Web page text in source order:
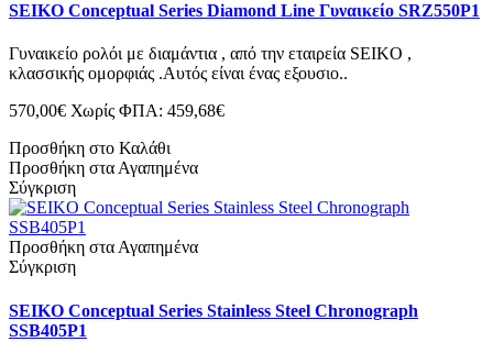
SEIKO Conceptual Series Diamond Line Γυναικείο SRZ550P1
Γυναικείο ρολόι με διαμάντια , από την εταιρεία SEIKO ,
κλασσικής ομορφιάς .Αυτός είναι ένας εξουσιο..
570,00€ Χωρίς ΦΠΑ: 459,68€
Προσθήκη στο Καλάθι
Προσθήκη στα Αγαπημένα
Σύγκριση
Προσθήκη στα Αγαπημένα
Σύγκριση
SEIKO Conceptual Series Stainless Steel Chronograph
SSB405P1